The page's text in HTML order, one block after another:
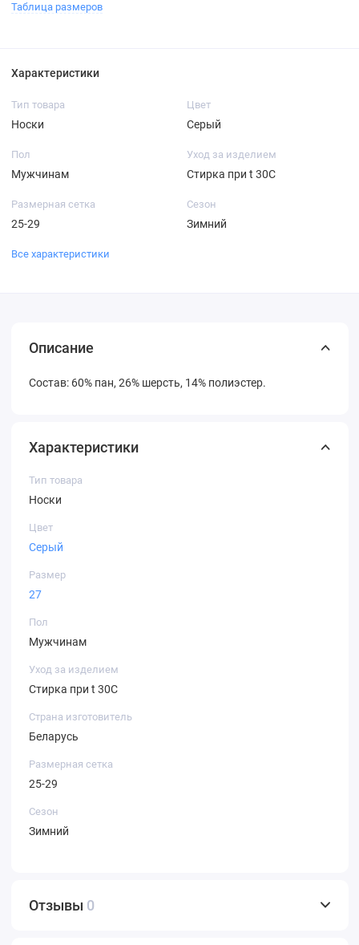
Таблица размеров
Характеристики
Тип товара
Носки
Цвет
Серый
Пол
Мужчинам
Уход за изделием
Стирка при t 30С
Размерная сетка
25-29
Сезон
Зимний
Все характеристики
Описание
Состав: 60% пан, 26% шерсть, 14% полиэстер.
Характеристики
Тип товара
Носки
Цвет
Серый
Размер
27
Пол
Мужчинам
Уход за изделием
Стирка при t 30С
Страна изготовитель
Беларусь
Размерная сетка
25-29
Сезон
Зимний
Отзывы 0